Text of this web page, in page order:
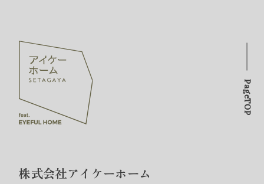
株式会社アイケーホーム
PageTOP